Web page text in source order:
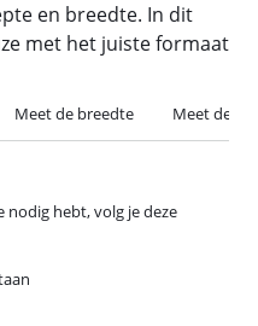
en breedte. In dit
met het juiste formaat
Meet de breedte Meet de
nodig hebt, volg je deze